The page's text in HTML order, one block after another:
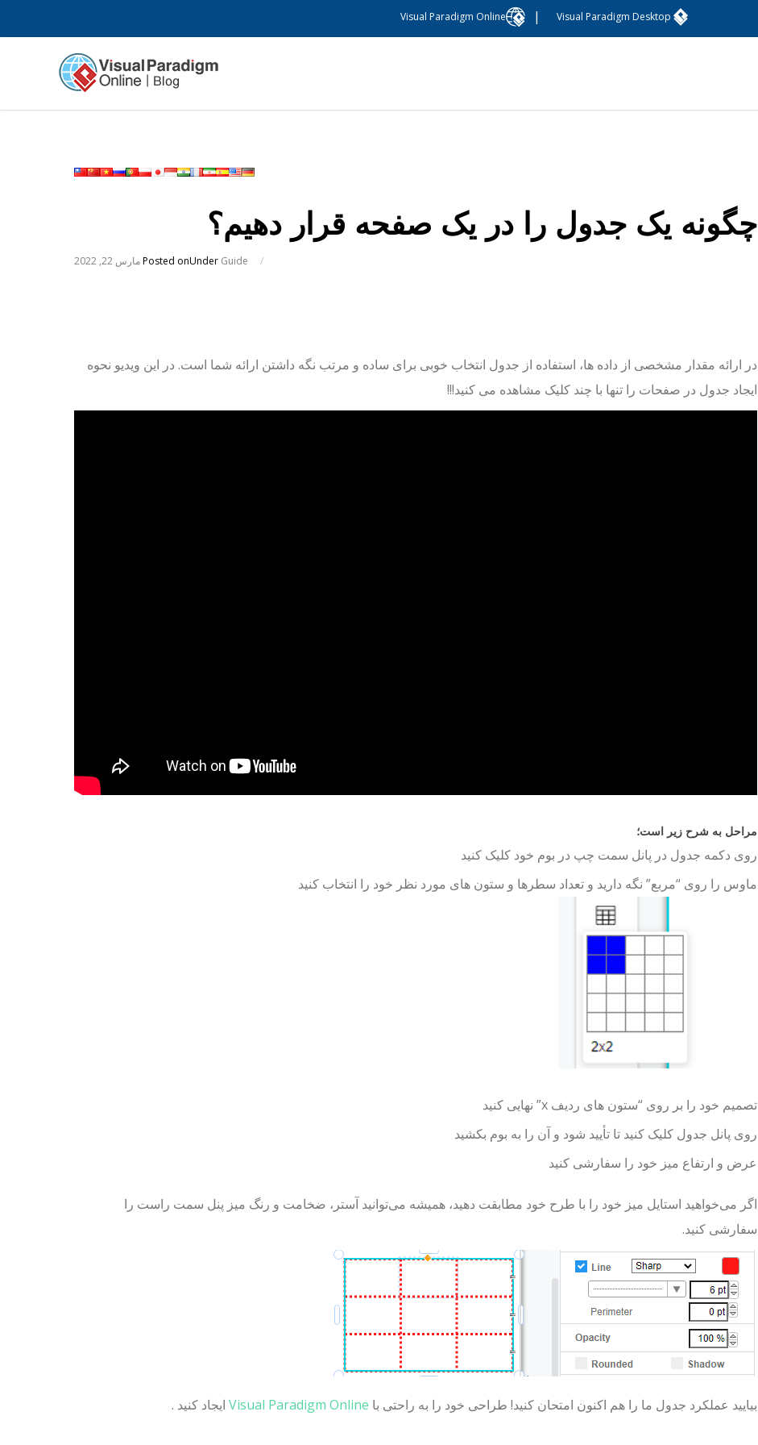
Visual Paradigm Desktop
|
Visual Paradigm Online
چگونه یک جدول را در یک صفحه قرار دهیم؟
Posted onمارس 22, 2022 /
Under Guide
در ارائه مقدار مشخصی از داده ها، استفاده از جدول انتخاب خوبی برای ساده و مرتب نگه داشتن ارائه شما است. در این ویدیو نحوه
ایجاد جدول در صفحات را تنها با چند کلیک مشاهده می کنید!!!
مراحل به شرح زیر است؛
روی دکمه جدول در پانل سمت چپ در بوم خود کلیک کنید
ماوس را روی “مربع” نگه دارید و تعداد سطرها و ستون های مورد نظر خود را انتخاب کنید
تصمیم خود را بر روی “ستون های ردیف x” نهایی کنید
روی پانل جدول کلیک کنید تا تأیید شود و آن را به بوم بکشید
عرض و ارتفاع میز خود را سفارشی کنید
اگر می‌خواهید استایل میز خود را با طرح خود مطابقت دهید، همیشه می‌توانید آستر، ضخامت و رنگ میز پنل سمت راست را
سفارشی کنید.
بیایید عملکرد جدول ما را هم اکنون امتحان کنید! طراحی خود را به راحتی با Visual Paradigm Online ایجاد کنید .